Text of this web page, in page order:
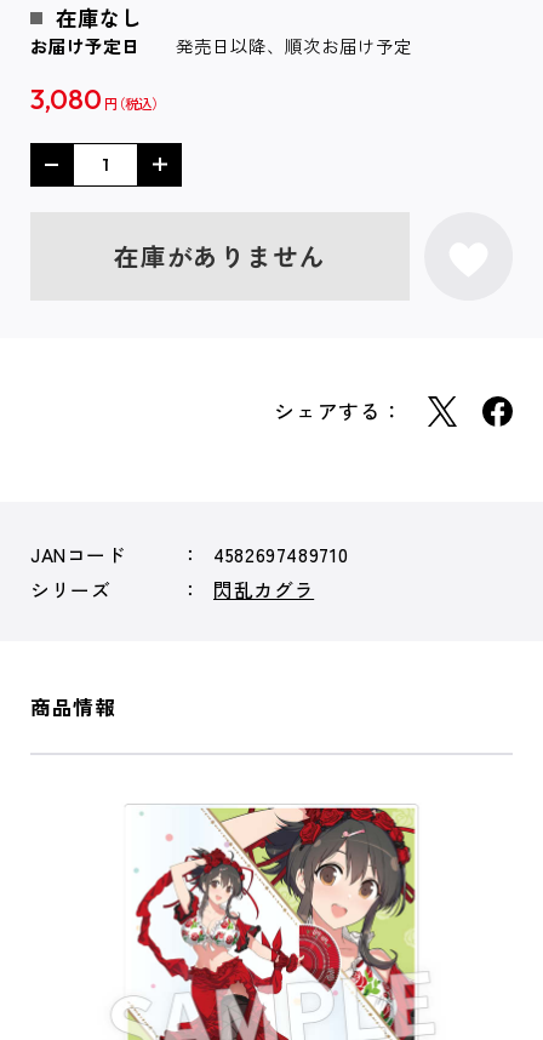
在庫なし
お届け予定日 発売日以降、順次お届け予定
3,080 円
在庫がありません
シェアする：
JANコード
4582697489710
シリーズ
閃乱カグラ
商品情報